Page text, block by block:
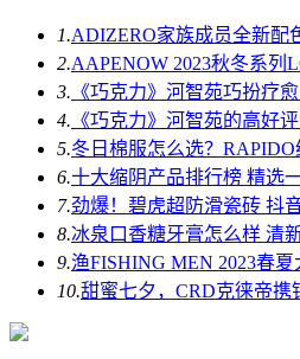
1.ADIZERO家族成员全新配
2.AAPENOW 2023秋冬系列
3. 《巧克力》河智苑巧扮疗
4. 《巧克力》河智苑的高好
5.冬日棉服怎么选？
6.十大缩阴产品排行榜 精选
7.劲爆！碧虎超防滑瓷砖 抖
8.冰泉口香糖牙膏怎么样 清
9.渔FISHING MEN 2023春夏
10.甜蜜七夕，CRD克徕帝携